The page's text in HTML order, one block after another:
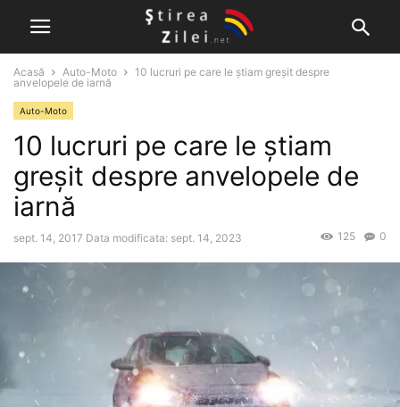
Acasă Auto-Moto
10 lucruri pe care le ştiam greşit despre
anvelopele de iarnă
Auto-Moto
10 lucruri pe care le ştiam
greşit despre anvelopele de
iarnă
sept. 14, 2017 Data modificata: sept. 14, 2023 0
125